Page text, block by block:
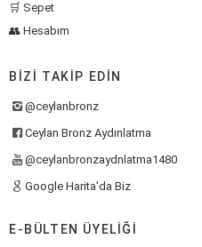
🛒 Sepet
👥 Hesabım
BIZI TAKIP EDIN
@ceylanbronz
Ceylan Bronz Aydınlatma
@ceylanbronzaydnlatma1480
Google Harita'da Biz
E-BÜLTEN ÜYELIĞI